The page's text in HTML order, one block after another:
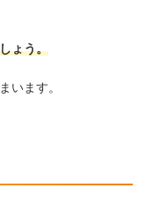
ょう。
います。